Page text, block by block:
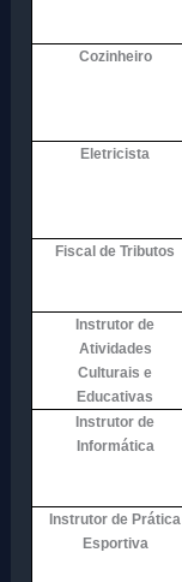
Cozinheiro
Eletricista
Fiscal de Tributos
Instrutor de
Atividades
Culturais e
Educativas
Instrutor de
Informática
Instrutor de Prática
Esportiva